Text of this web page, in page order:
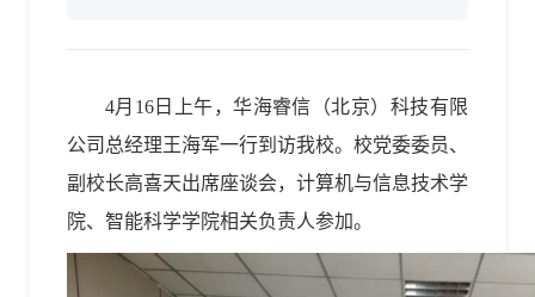
4月16日上午，华海睿信（北京）科技有限
公司总经理王海军一行到访我校。 校党委委员、
副校长高喜天出席座谈会，计算机与信息技术学
院、智能科学学院相关负责人参加。